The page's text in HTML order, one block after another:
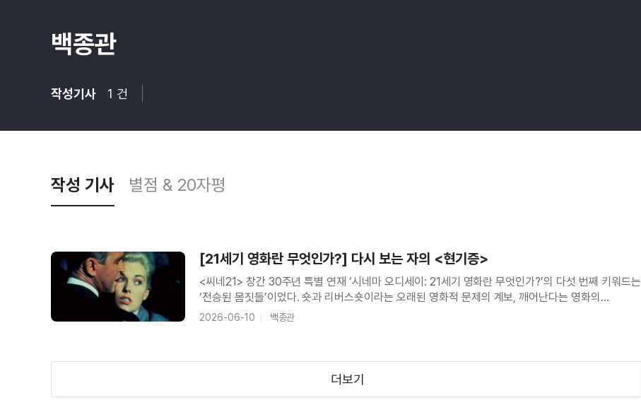
백종관
작성기사 1 건
작성 기사 별점 & 20자평
[21세기 영화란 무엇인가?] 다시 보는 자의 <현기증>
<씨네21> 창간 30주년 특별 연재 ‘시네마 오디세이: 21세기 영화란 무엇인가?’의 다섯 번째 키워드는
‘전승된 몸짓들’이었다. 숏과 리버스숏이라는 오래된 영화적 문제의 계보, 깨어난다는 영화의
모더니즘적 특질, 포스트-시네마 이론을 중심으로 한 ‘촬영하기’의 현황을 살피며 21세기가
2026-06-10 백종관
더보기